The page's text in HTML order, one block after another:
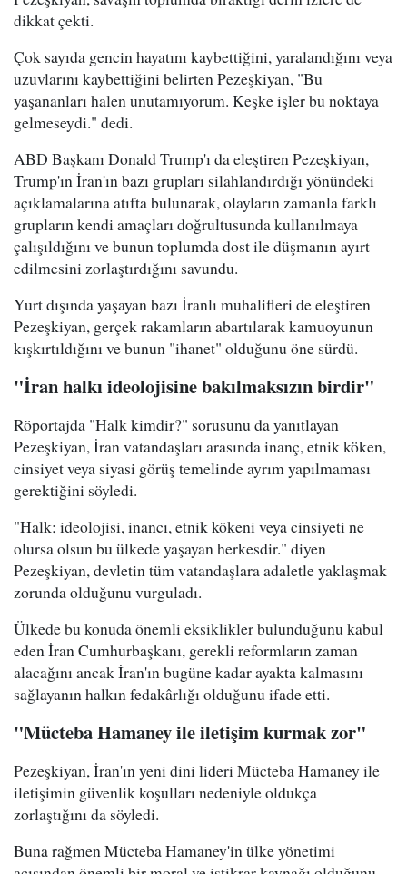
dikkat çekti.
Çok sayıda gencin hayatını kaybettiğini, yaralandığını veya
uzuvlarını kaybettiğini belirten Pezeşkiyan, "Bu
yaşananları halen unutamıyorum. Keşke işler bu noktaya
gelmeseydi." dedi.
ABD Başkanı Donald Trump'ı da eleştiren Pezeşkiyan,
Trump'ın İran'ın bazı grupları silahlandırdığı yönündeki
açıklamalarına atıfta bulunarak, olayların zamanla farklı
grupların kendi amaçları doğrultusunda kullanılmaya
çalışıldığını ve bunun toplumda dost ile düşmanın ayırt
edilmesini zorlaştırdığını savundu.
Yurt dışında yaşayan bazı İranlı muhalifleri de eleştiren
Pezeşkiyan, gerçek rakamların abartılarak kamuoyunun
kışkırtıldığını ve bunun "ihanet" olduğunu öne sürdü.
"İran halkı ideolojisine bakılmaksızın birdir"
Röportajda "Halk kimdir?" sorusunu da yanıtlayan
Pezeşkiyan, İran vatandaşları arasında inanç, etnik köken,
cinsiyet veya siyasi görüş temelinde ayrım yapılmaması
gerektiğini söyledi.
"Halk; ideolojisi, inancı, etnik kökeni veya cinsiyeti ne
olursa olsun bu ülkede yaşayan herkesdir." diyen
Pezeşkiyan, devletin tüm vatandaşlara adaletle yaklaşmak
zorunda olduğunu vurguladı.
Ülkede bu konuda önemli eksiklikler bulunduğunu kabul
eden İran Cumhurbaşkanı, gerekli reformların zaman
alacağını ancak İran'ın bugüne kadar ayakta kalmasını
sağlayanın halkın fedakârlığı olduğunu ifade etti.
"Mücteba Hamaney ile iletişim kurmak zor"
Pezeşkiyan, İran'ın yeni dini lideri Mücteba Hamaney ile
iletişimin güvenlik koşulları nedeniyle oldukça
zorlaştığını da söyledi.
Buna rağmen Mücteba Hamaney'in ülke yönetimi